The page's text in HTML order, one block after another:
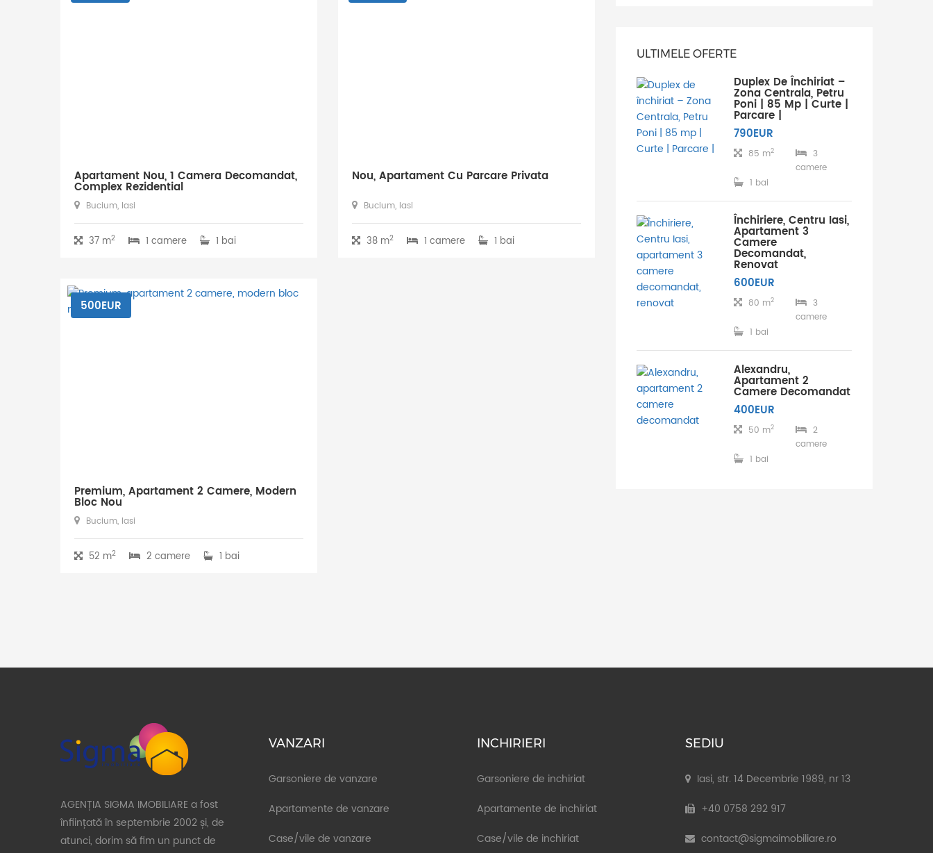
Apartament Nou, 1 Camera Decomandat,
Complex Rezidential
Bucium, Iasi
37 m2 1 camere 1 bai
Nou, Apartament Cu Parcare Privata
Bucium, Iasi
38 m2 1 camere 1 bai
Premium, Apartament 2 Camere, Modern
Bloc Nou
Bucium, Iasi
500EUR
52 m2 2 camere 1 bai
ULTIMELE OFERTE
Duplex De Închiriat –
Zona Centrala, Petru
Poni | 85 Mp | Curte |
Parcare |
790EUR
85 m2
3
camere
1 bai
Închiriere, Centru Iasi,
Apartament 3
Camere
Decomandat,
Renovat
600EUR
80 m2
3
camere
1 bai
Alexandru,
Apartament 2
Camere Decomandat
400EUR
50 m2
2
camere
1 bai
AGENȚIA SIGMA IMOBILIARE a fost
înființată în septembrie 2002 și, de
atunci, dorim să fim un punct de
VANZARI
Garsoniere de vanzare
Apartamente de vanzare
Case/vile de vanzare
INCHIRIERI
Garsoniere de inchiriat
Apartamente de inchiriat
Case/vile de inchiriat
SEDIU
Iasi, str. 14 Decembrie 1989, nr 13
+40 0758 292 917
contact@sigmaimobiliare.ro